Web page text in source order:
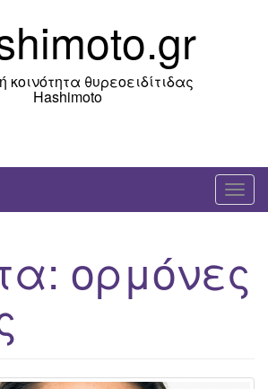
κοινότητα θυρεοειδίτιδας
Hashimoto
T
o
l
v
ορμόνες